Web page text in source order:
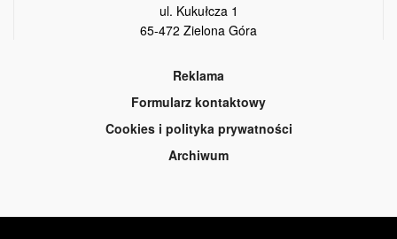
ul. Kukułcza 1
65-472 Zielona Góra
Reklama
Formularz kontaktowy
Cookies i polityka prywatności
Archiwum